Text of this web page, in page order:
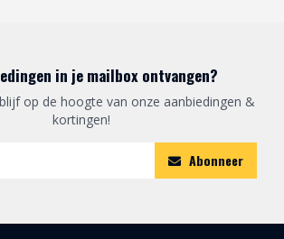
in je mailbox ontvangen?
op de hoogte van onze aanbiedingen &
kortingen!
Abonneer